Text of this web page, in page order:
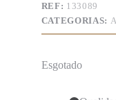
REF: 133089
CATEGORIAS:
Esgotado